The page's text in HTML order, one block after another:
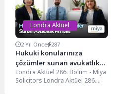
Londra Aktüel
2 Yıl Önce 287
Hukuki konularınıza
çözümler sunan avukatlık
firması…
Londra Aktüel 286. Bölüm - Miya
Solicitors Londra Aktüel 286.